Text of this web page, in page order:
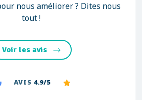
nous améliorer ? Dites nous
tout !
Voir les avis
AVIS 4.9/5